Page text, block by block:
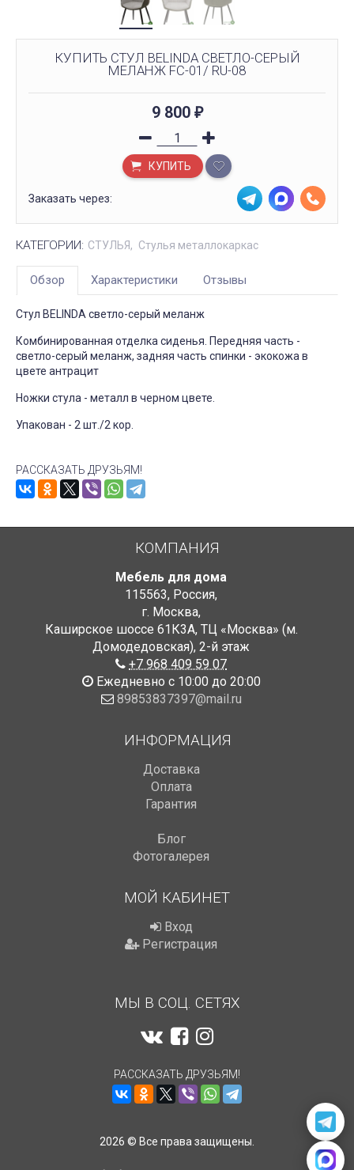
КУПИТЬ СТУЛ BELINDA СВЕТЛО-СЕРЫЙ
МЕЛАНЖ FC-01/ RU-08
9 800 ₽
КУПИТЬ
Заказать через:
КАТЕГОРИИ: СТУЛЬЯ Стулья металлокаркас
Обзор Характеристики Отзывы
Стул BELINDA светло-серый меланж
Комбинированная отделка сиденья. Передняя часть -
светло-серый меланж, задняя часть спинки - экокожа в
цвете антрацит
Ножки стула - металл в черном цвете.
Упакован - 2 шт./2 кор.
РАССКАЗАТЬ ДРУЗЬЯМ!
КОМПАНИЯ
Мебель для дома
115563, Россия,
г. Москва,
Каширское шоссе 61К3А, ТЦ «Москва» (м.
Домодедовская), 2-й этаж
+7 968 409 59 07
Ежедневно с 10:00 до 20:00
89853837397@mail.ru
ИНФОРМАЦИЯ
Доставка
Оплата
Гарантия
Блог
Фотогалерея
МОЙ КАБИНЕТ
Вход
Регистрация
МЫ В СОЦ. СЕТЯХ
РАССКАЗАТЬ ДРУЗЬЯМ!
2026 © Все права защищены.